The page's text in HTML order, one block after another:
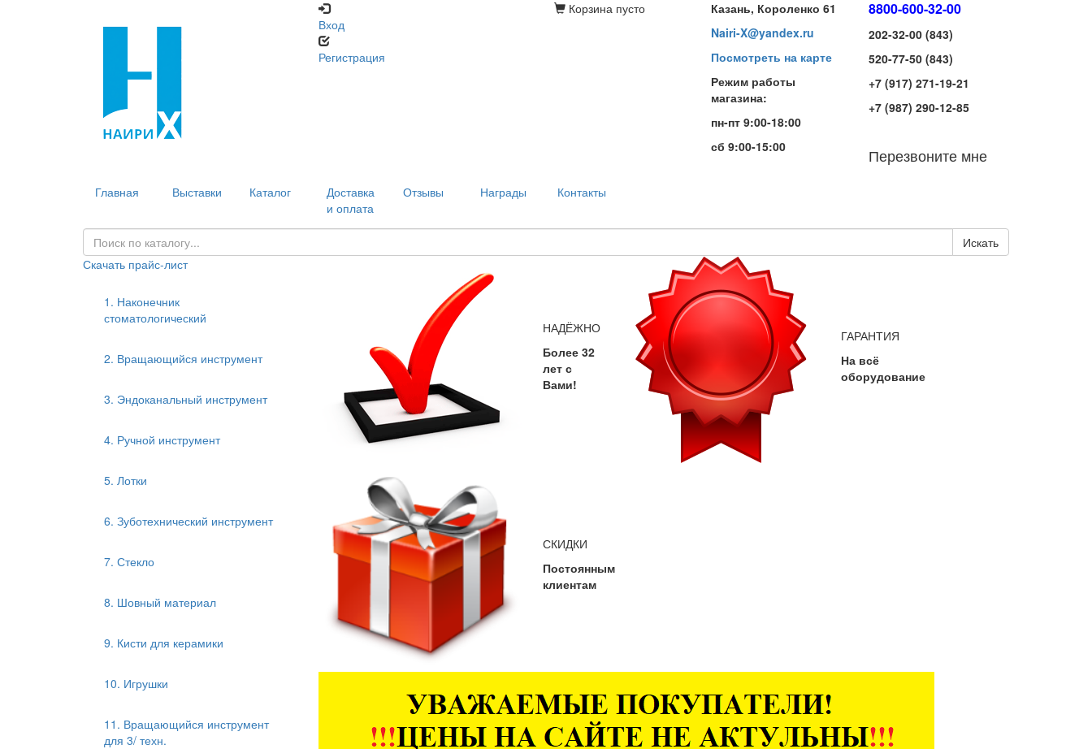
Вход
Регистрация
Корзина пусто
Казань, Короленко 61
Nairi-X@yandex.ru
Посмотреть на карте
Режим работы
магазина:
пн-пт 9:00-18:00
сб 9:00-15:00
8800-600-32-00
202-32-00 (843)
520-77-50 (843)
+7 (917) 271-19-21
+7 (987) 290-12-85
Перезвоните мне
Главная Выставки Каталог
Доставка
и оплата
Отзывы Награды Контакты
Искать
Скачать прайс-лист
1. Наконечник
стоматологический
2. Вращающийся инструмент
3. Эндоканальный инструмент
4. Ручной инструмент
5. Лотки
6. Зуботехнический инструмент
7. Стекло
8. Шовный материал
9. Кисти для керамики
10. Игрушки
11. Вращающийся инструмент
для 3/ техн.
НАДЁЖНО
Более 32
лет с
Вами!
ГАРАНТИЯ
На всё
оборудование
СКИДКИ
Постоянным
клиентам